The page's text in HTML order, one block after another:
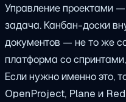
Управление проектами —
задача. Канбан-доски
документов — не то же
платформа со
Если нужно именно это,
OpenProject, Plane и